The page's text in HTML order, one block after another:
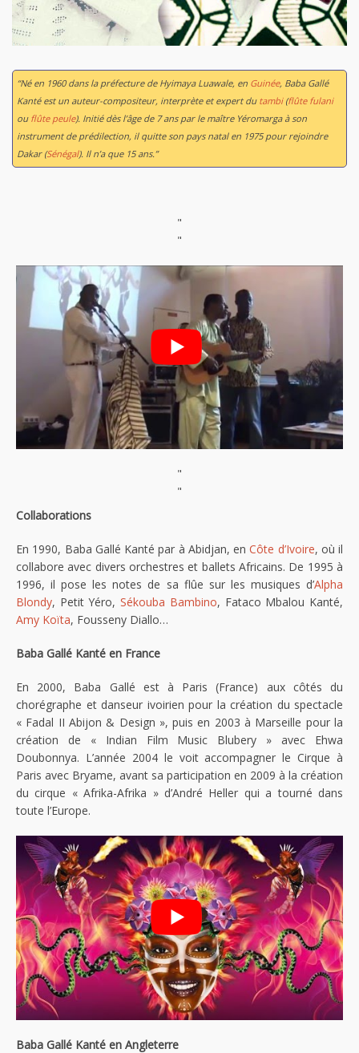
“Né en 1960 dans la préfecture de Hyimaya Luawale, en Guinée, Baba Gallé
Kanté est un auteur-compositeur, interprète et expert du tambi(flûte fulani
ou flûte peule). Initié dès l’âge de 7 ans par le maître Yéromarga à son
instrument de prédilection, il quitte son pays natal en 1975 pour rejoindre
Dakar (Sénégal). Il n’a que 15 ans.”
"
"
"
"
Collaborations
En 1990, Baba Gallé Kanté par à Abidjan, enCôte d’Ivoire, où il
collabore avec divers orchestres et ballets Africains. De 1995 à
1996, il pose les notes de sa flûe sur les musiques d’Alpha
Blondy, Petit Yéro,Sékouba Bambino, Fataco Mbalou Kanté,
Amy Koïta, Fousseny Diallo…
Baba Gallé Kanté en France
En 2000, Baba Gallé est à Paris (France) aux côtés du
chorégraphe et danseur ivoirien pour la création du spectacle
« Fadal II Abijon & Design », puis en 2003 à Marseille pour la
création de « Indian Film Music Blubery » avec Ehwa
Doubonnya. L’année 2004 le voit accompagner le Cirque à
Paris avec Bryame, avant sa participation en 2009 à la création
du cirque « Afrika-Afrika » d’André Heller qui a tourné dans
toute l’Europe.
Baba Gallé Kanté en Angleterre